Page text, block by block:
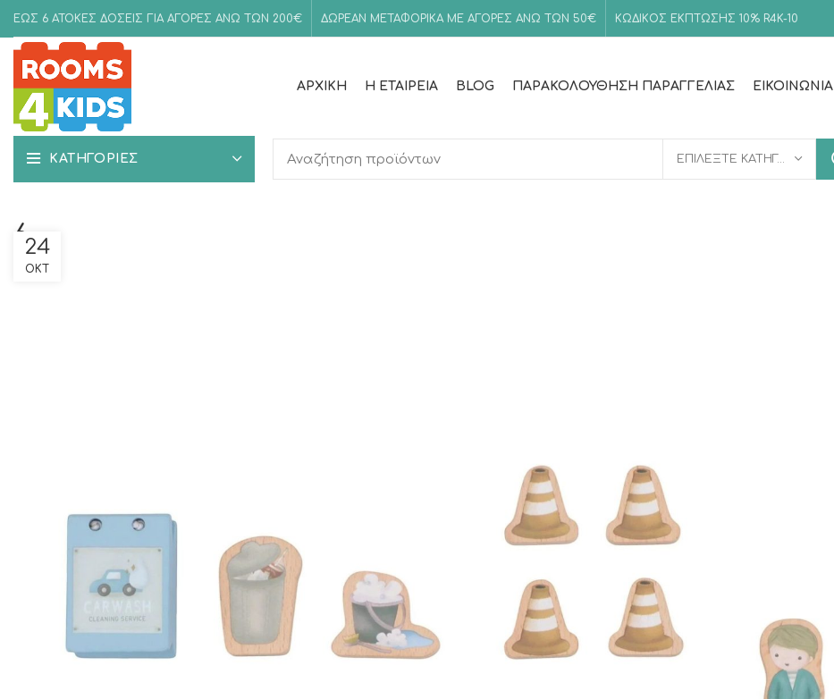
ΕΩΣ 6 ΑΤΟΚΕΣ ΔΟΣΕΙΣ ΓΙΑ ΑΓΟΡΕΣ ΑΝΩ ΤΩΝ 200€ ΔΩΡΕΑΝ ΜΕΤΑΦΟΡΙΚΑ ΜΕ ΑΓΟΡΕΣ ΑΝΩ ΤΩΝ 50€ ΚΩΔΙΚΟΣ ΕΚΠΤΩΣΗΣ 10% R4K-10
ΑΡΧΙΚΉ Η ΕΤΑΙΡΕΊΑ BLOG ΠΑΡΑΚΟΛΟΎΘΗΣΗ ΠΑΡΑΓΓΕΛΊΑΣ ΕΙΚΟΙΝΩΝΊΑ
ΚΑΤΗΓΟΡΙΕΣ ΕΠΙΛΈΞΤΕ ΚΑΤΗΓΟΡΊΑ
624
ΟΚΤ